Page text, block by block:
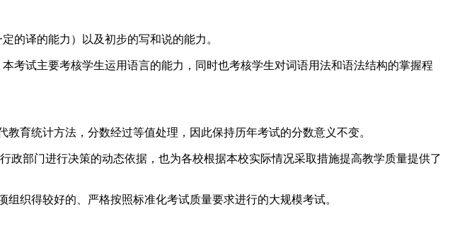
的译的能力）以及初步的写和说的能力。
考试主要考核学生运用语言的能力，同时也考核学生对词语用法和语法结构的掌握程
育统计方法，分数经过等值处理，因此保持历年考试的分数意义不变。
部门进行决策的动态依据，也为各校根据本校实际情况采取措施提高教学质量提供了
织得较好的、严格按照标准化考试质量要求进行的大规模考试。